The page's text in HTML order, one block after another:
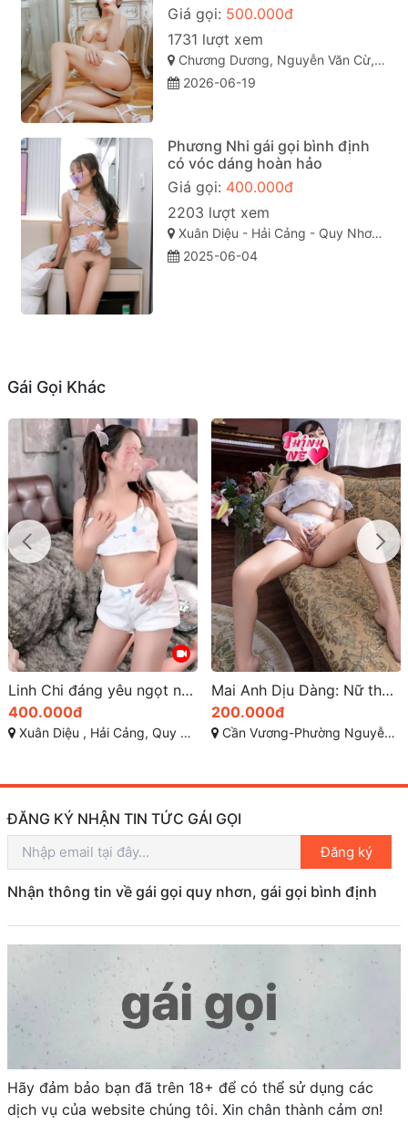
Giá gọi: 500.000đ
1731 lượt xem
Chương Dương, Nguyễn Văn Cừ, TP Quy Nhơn
2026-06-19
Phương Nhi gái gọi bình định
có vóc dáng hoàn hảo
Giá gọi: 400.000đ
2203 lượt xem
Xuân Diệu - Hải Cảng - Quy Nhơn - Bình Định
2025-06-04
Gái Gọi Khác
Linh Chi đáng yêu ngọt ngào và ánh mắt trong trẻo
400.000đ
Xuân Diệu , Hải Cảng, Quy Nhơn
Mai Anh Dịu Dàng: Nữ thần quyến rũ giữa lòng Quy Nhơn
200.000đ
Cần Vương-Phường Nguyễn Văn Cừ-TP Quy Nhơn
ĐĂNG KÝ NHẬN TIN TỨC GÁI GỌI
Đăng ký
Nhận thông tin về gái gọi quy nhơn, gái gọi bình định
Hãy đảm bảo bạn đã trên 18+ để có thể sử dụng các
dịch vụ của website chúng tôi. Xin chân thành cảm ơn!